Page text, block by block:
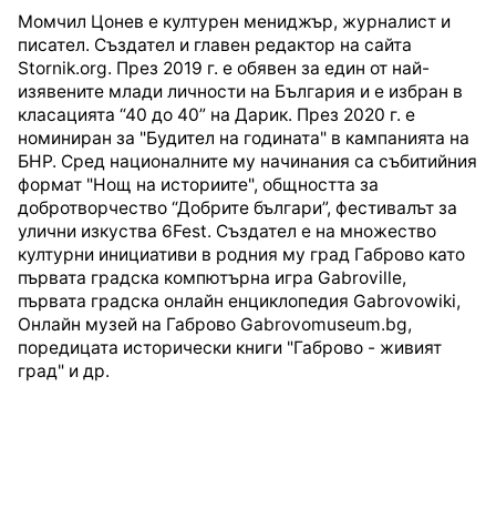
Момчил Цонев е културен мениджър, журналист и
писател. Създател и главен редактор на сайта
Stornik.org. През 2019 г. е обявен за един от най-
изявените млади личности на България и е избран в
класацията “40 до 40” на Дарик. През 2020 г. е
номиниран за "Будител на годината" в кампанията на
БНР. Сред националните му начинания са събитийния
формат "Нощ на историите", общността за
добротворчество “Добрите българи”, фестивалът за
улични изкуства 6Fest. Създател е на множество
културни инициативи в родния му град Габрово като
първата градска компютърна игра Gabroville,
първата градска онлайн енциклопедия Gabrovowiki,
Онлайн музей на Габрово Gabrovomuseum.bg,
поредицата исторически книги "Габрово - живият
град" и др.